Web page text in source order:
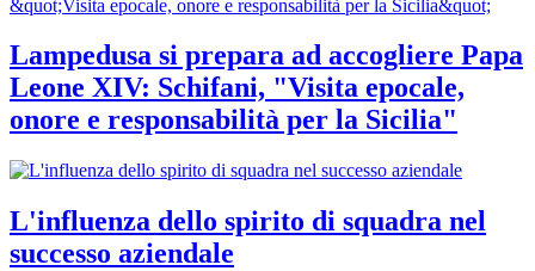
Lampedusa si prepara ad accogliere Papa
Leone XIV: Schifani, "Visita epocale,
onore e responsabilità per la Sicilia"
L'influenza dello spirito di squadra nel
successo aziendale